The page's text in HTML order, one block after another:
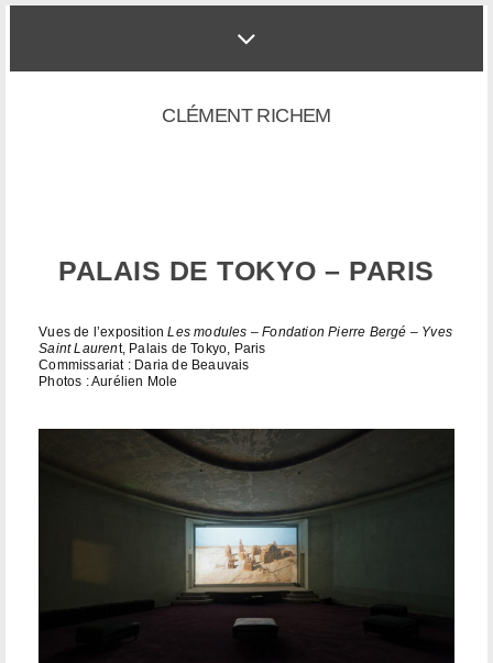
CLÉMENT RICHEM
PALAIS DE TOKYO – PARIS
Vues de l’expositionLes modules – Fondation Pierre Bergé – Yves
Saint Laurent, Palais de Tokyo, Paris
Commissariat : Daria de Beauvais
Photos : Aurélien Mole